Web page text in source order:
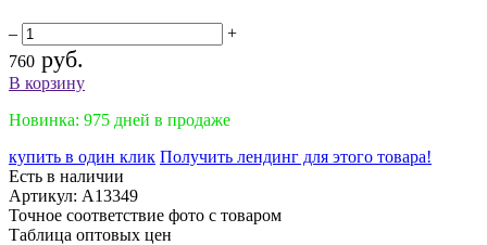
–
+
760 руб.
В корзину
Новинка: 975 дней в продаже
купить в один клик Получить лендинг для этого товара!
Есть в наличии
Артикул: A13349
Точное соответствие фото с товаром
Таблица оптовых цен